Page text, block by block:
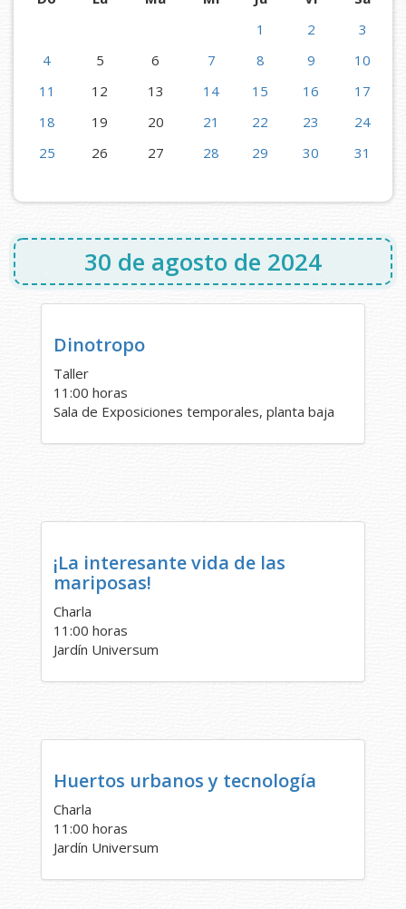
1
2
3
4
5 6 7 8 9
10
11
12 13 14 15 16
17
18
19 20 21 22 23
24
25
26 27 28 29 30 31
30 de agosto de 2024
Dinotropo
Taller
11:00 horas
Sala de Exposiciones temporales, planta baja
¡La interesante vida de las
mariposas!
Charla
11:00 horas
Jardín Universum
Huertos urbanos y tecnología
Charla
11:00 horas
Jardín Universum